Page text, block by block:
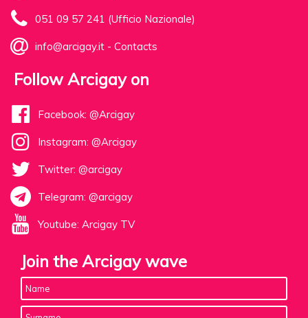
051 09 57 241 (Ufficio Nazionale)
info@arcigay.it - Contacts
Follow Arcigay on
Facebook: @Arcigay
Instagram: @Arcigay
Twitter: @arcigay
Telegram: @arcigay
Youtube: Arcigay TV
Join the Arcigay wave